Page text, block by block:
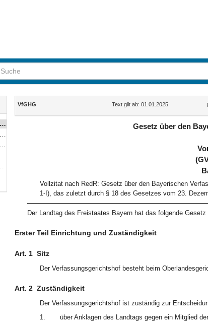
Inhalt
VfGHG Text gilt ab: 01.01.2025
Gesetz über den
Vollzitat nach RedR: Gesetz über den Bayerischen
1-I), das zuletzt durch § 18 des Gesetzes vom 23.
Der Landtag des Freistaates Bayern hat das folgende
Erster Teil Einrichtung und Zuständigkeit
Art. 1 Sitz
Der Verfassungsgerichtshof besteht beim
Art. 2 Zuständigkeit
Der Verfassungsgerichtshof ist zuständig zur
1.
über Anklagen des Landtags gegen ein Mitglied